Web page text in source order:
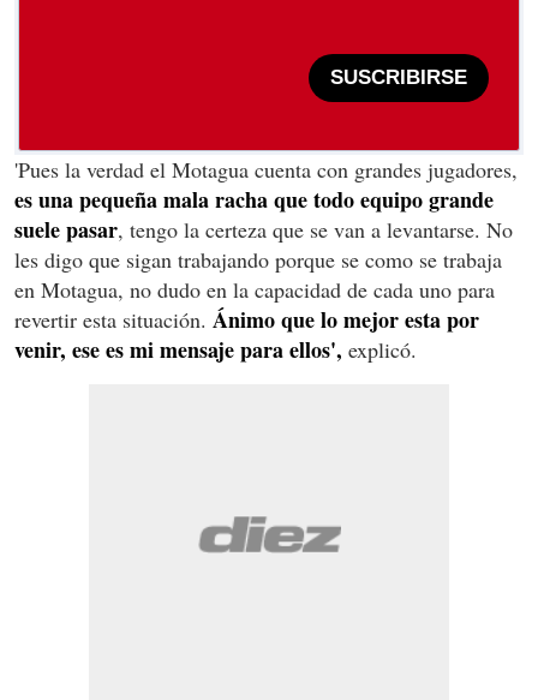
SUSCRIBIRSE
'Pues la verdad el Motagua cuenta con grandes jugadores,
es una pequeña mala racha que todo equipo grande
suele pasar, tengo la certeza que se van a levantarse. No
les digo que sigan trabajando porque se como se trabaja
en Motagua, no dudo en la capacidad de cada uno para
revertir esta situación. Ánimo que lo mejor esta por
venir, ese es mi mensaje para ellos', explicó.